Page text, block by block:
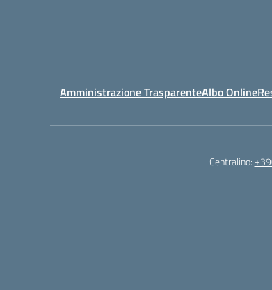
Amministrazione TrasparenteAlbo Online
Centralino: